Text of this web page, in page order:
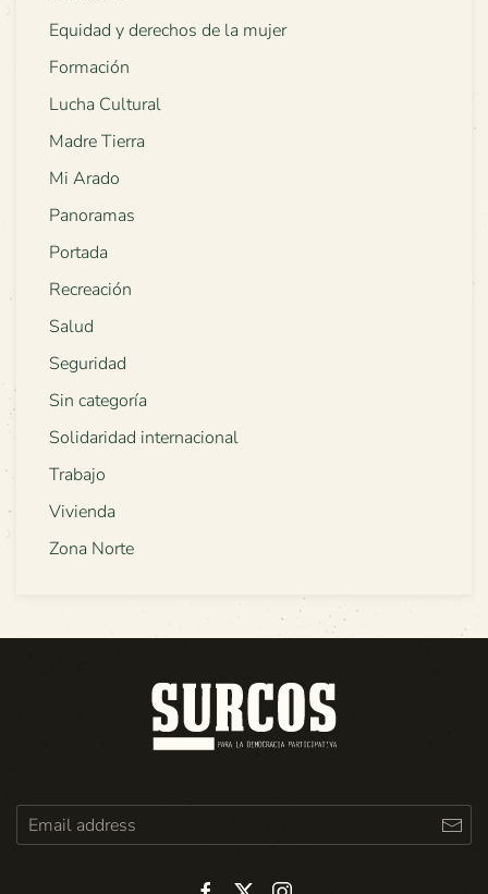
Equidad y derechos de la mujer
Formación
Lucha Cultural
Madre Tierra
Mi Arado
Panoramas
Portada
Recreación
Salud
Seguridad
Sin categoría
Solidaridad internacional
Trabajo
Vivienda
Zona Norte